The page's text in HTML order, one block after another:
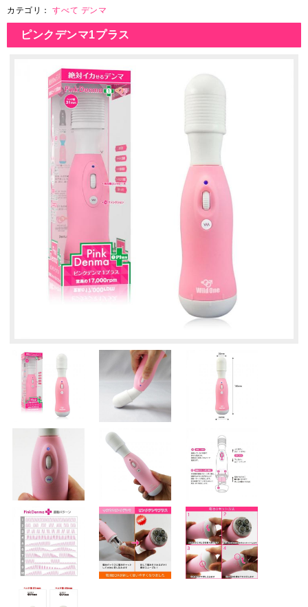
カテゴリ：すべて デンマ
ピンクデンマ1プラス